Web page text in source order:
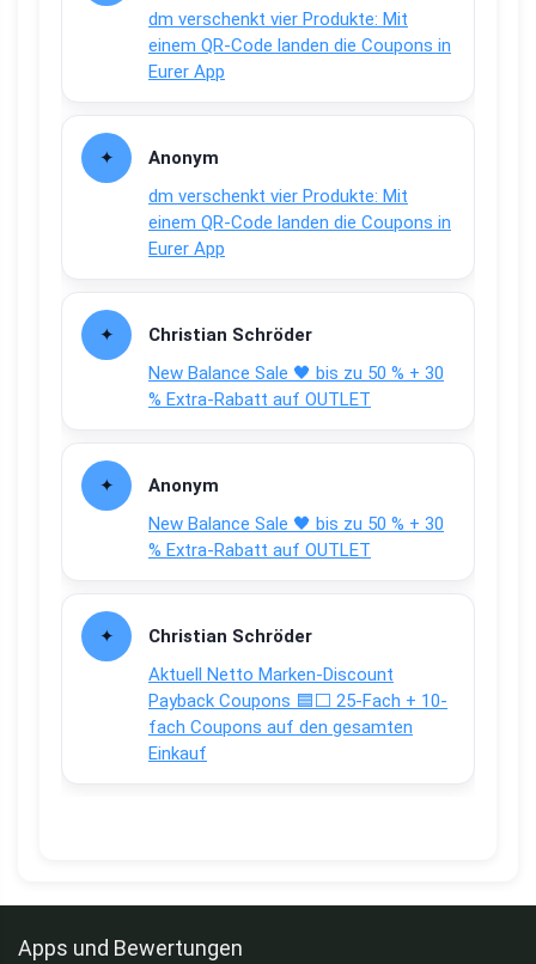
dm verschenkt vier Produkte: Mit
einem QR-Code landen die Coupons in
Eurer App
Anonym
dm verschenkt vier Produkte: Mit
einem QR-Code landen die Coupons in
Eurer App
Christian Schröder
New Balance Sale 🖤 bis zu 50 % + 30
% Extra-Rabatt auf OUTLET
Anonym
New Balance Sale 🖤 bis zu 50 % + 30
% Extra-Rabatt auf OUTLET
Christian Schröder
Aktuell Netto Marken-Discount
Payback Coupons 🟦⬜ 25-Fach + 10-
fach Coupons auf den gesamten
Einkauf
Apps und Bewertungen